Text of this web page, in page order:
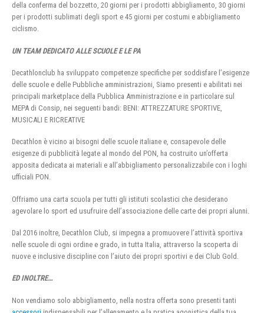
della conferma del bozzetto, 20 giorni per i prodotti abbigliamento, 30 giorni
per i prodotti sublimati degli sport e 45 giorni per costumi e abbigliamento
ciclismo.
UN TEAM DEDICATO ALLE SCUOLE E LE PA
Decathlonclub ha sviluppato competenze specifiche per soddisfare l’esigenze
delle scuole e delle Pubbliche amministrazioni, Siamo presenti e abilitati nei
principali marketplace della Pubblica Amministrazione e in particolare sul
MEPA di Consip, nei seguenti bandi: BENI: ATTREZZATURE SPORTIVE,
MUSICALI E RICREATIVE
Decathlon è vicino ai bisogni delle scuole italiane e, consapevole delle
esigenze di pubblicità legate al mondo del PON, ha costruito un’offerta
apposita dedicata ai materiali e all’abbigliamento personalizzabile con i loghi
ufficiali PON.
Offriamo una carta scuola per tutti gli istituti scolastici che desiderano
agevolare lo sport ed usufruire dell’associazione delle carte dei propri alunni.
Dal 2016 inoltre, Decathlon Club, si impegna a promuovere l’attività sportiva
nelle scuole di ogni ordine e grado, in tutta Italia, attraverso la scoperta di
nuove e inclusive discipline con l’aiuto dei propri sportivi e dei Club Gold.
ED INOLTRE…
Non vendiamo solo abbigliamento, nella nostra offerta sono presenti tanti